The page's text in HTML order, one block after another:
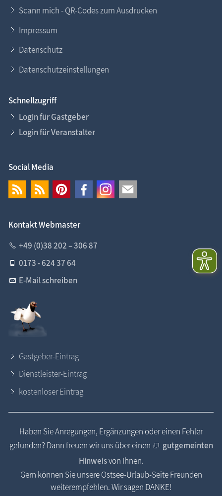
Scann mich - QR-Codes zum Ausdrucken
Impressum
Datenschutz
Datenschutzeinstellungen
Schnellzugriff
Login für Gastgeber
Login für Veranstalter
Social Media
Kontakt Webmaster
+49 (0)38 202 – 306 87
0173 - 624 37 64
E-Mail schreiben
Gastgeber-Eintrag
Dienstleister-Eintrag
kostenloser Eintrag
Haben Sie Anregungen, Ergänzungen oder einen Fehler
gefunden? Dann freuen wir uns über einen
gutgemeinten
Hinweisvon Ihnen.
Gern können Sie unsere Ostsee-Urlaub-Seite Freunden
weiterempfehlen. Wir sagen DANKE!